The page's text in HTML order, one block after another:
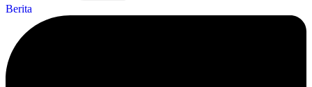
Berita